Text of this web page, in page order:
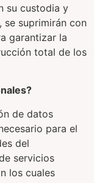
su custodia y
se suprimirán con
garantizar la
total de los
de datos
para el
del
servicios
los cuales